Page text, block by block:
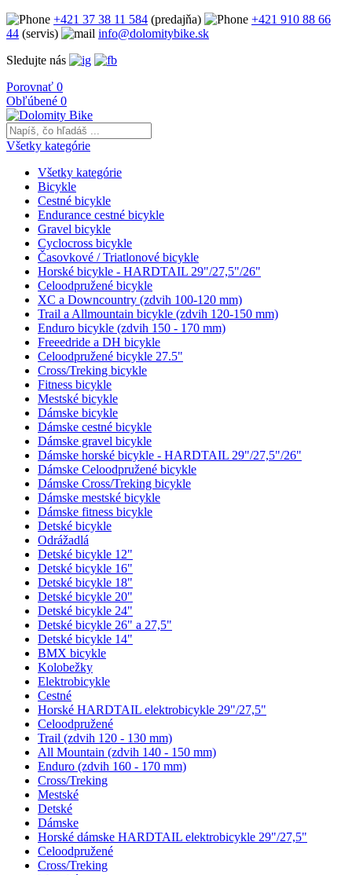
+421 37 38 11 584 (predajňa)
+421 910 88 66
44 (servis)
info@dolomitybike.sk
Sledujte nás
Porovnať 0
Obľúbené 0
Všetky kategórie
Všetky kategórie
Bicykle
Cestné bicykle
Endurance cestné bicykle
Gravel bicykle
Cyclocross bicykle
Časovkové / Triatlonové bicykle
Horské bicykle - HARDTAIL 29"/27,5"/26"
Celoodpružené bicykle
XC a Downcountry (zdvih 100-120 mm)
Trail a Allmountain bicykle (zdvih 120-150 mm)
Enduro bicykle (zdvih 150 - 170 mm)
Freeedride a DH bicykle
Celoodpružené bicykle 27.5"
Cross/Treking bicykle
Fitness bicykle
Mestské bicykle
Dámske bicykle
Dámske cestné bicykle
Dámske gravel bicykle
Dámske horské bicykle - HARDTAIL 29"/27,5"/26"
Dámske Celoodpružené bicykle
Dámske Cross/Treking bicykle
Dámske mestské bicykle
Dámske fitness bicykle
Detské bicykle
Odrážadlá
Detské bicykle 12"
Detské bicykle 16"
Detské bicykle 18"
Detské bicykle 20"
Detské bicykle 24"
Detské bicykle 26" a 27,5"
Detské bicykle 14"
BMX bicykle
Kolobežky
Elektrobicykle
Cestné
Horské HARDTAIL elektrobicykle 29"/27,5"
Celoodpružené
Trail (zdvih 120 - 130 mm)
All Mountain (zdvih 140 - 150 mm)
Enduro (zdvih 160 - 170 mm)
Cross/Treking
Mestské
Detské
Dámske
Horské dámske HARDTAIL elektrobicykle 29"/27,5"
Celoodpružené
Cross/Treking